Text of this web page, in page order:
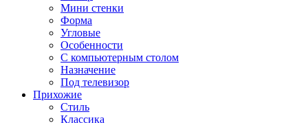
Мини стенки
Форма
Угловые
Особенности
С компьютерным столом
Назначение
Под телевизор
Прихожие
Стиль
Классика